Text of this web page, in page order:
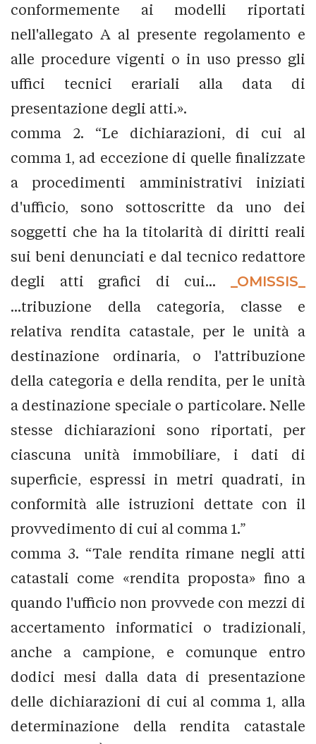
conformemente ai modelli riportati
nell'allegato A al presente regolamento e
alle procedure vigenti o in uso presso gli
uffici tecnici erariali alla data di
presentazione degli atti.».
comma 2. “Le dichiarazioni, di cui al
comma 1, ad eccezione di quelle finalizzate
a procedimenti amministrativi iniziati
d'ufficio, sono sottoscritte da uno dei
soggetti che ha la titolarità di diritti reali
sui beni denunciati e dal tecnico redattore
degli atti grafici di cui...
_OMISSIS_
...tribuzione della categoria, classe e
relativa rendita catastale, per le unità a
destinazione ordinaria, o l'attribuzione
della categoria e della rendita, per le unità
a destinazione speciale o particolare. Nelle
stesse dichiarazioni sono riportati, per
ciascuna unità immobiliare, i dati di
superficie, espressi in metri quadrati, in
conformità alle istruzioni dettate con il
provvedimento di cui al comma 1.”
comma 3. “Tale rendita rimane negli atti
catastali come «rendita proposta» fino a
quando l'ufficio non provvede con mezzi di
accertamento informatici o tradizionali,
anche a campione, e comunque entro
dodici mesi dalla data di presentazione
delle dichiarazioni di cui al comma 1, alla
determinazione della rendita catastale